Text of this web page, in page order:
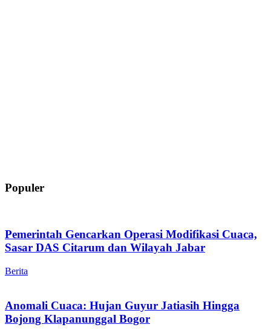
Populer
Pemerintah Gencarkan Operasi Modifikasi Cuaca,
Sasar DAS Citarum dan Wilayah Jabar
Berita
Anomali Cuaca: Hujan Guyur Jatiasih Hingga
Bojong Klapanunggal Bogor